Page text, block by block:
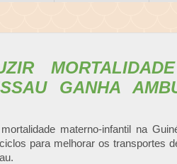
GANHA
materno-infantil na
para melhorar os transportes